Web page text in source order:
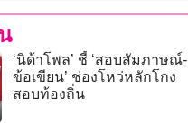
‘นิด้าโพล’ ชี้ ‘สอบสัมภาษณ์-
ข้อเขียน’ ช่องโหว่หลักโกง
สอบท้องถิ่น